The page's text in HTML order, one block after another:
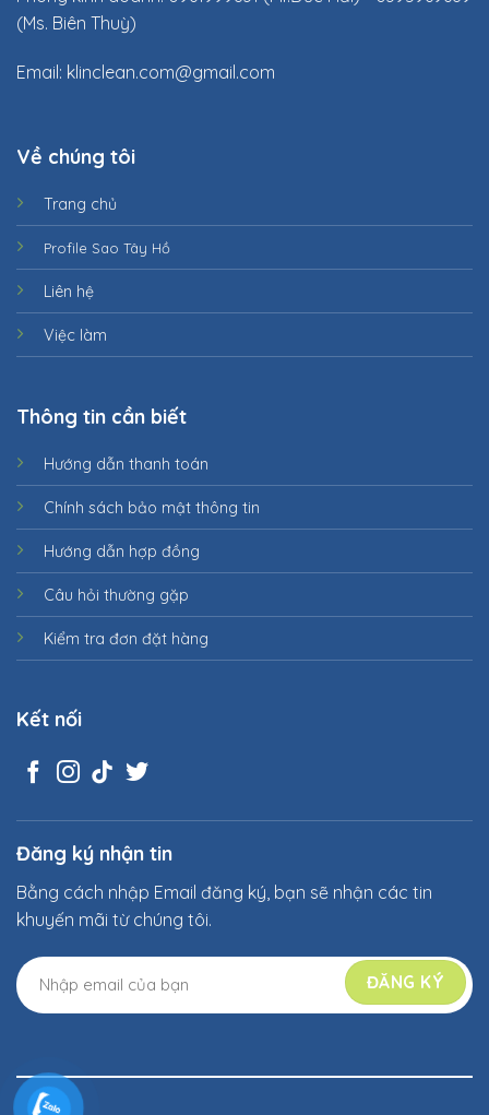
(Ms. Biên Thuỳ)
Email: klinclean.com@gmail.com
Về chúng tôi
Trang chủ
Profile Sao Tây Hồ
Liên hệ
Việc làm
Thông tin cần biết
Hướng dẫn thanh toán
Chính sách bảo mật thông tin
Hướng dẫn hợp đồng
Câu hỏi thường gặp
Kiểm tra đơn đặt hàng
Kết nối
Đăng ký nhận tin
Bằng cách nhập Email đăng ký, bạn sẽ nhận các tin
khuyến mãi từ chúng tôi.